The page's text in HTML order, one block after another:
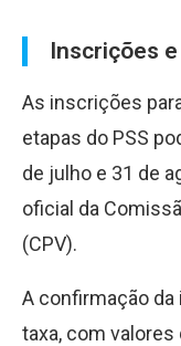
Inscrições
As inscrições
etapas do PSS
de julho e 31 de
oficial da
(CPV).
A confirmação
taxa, com